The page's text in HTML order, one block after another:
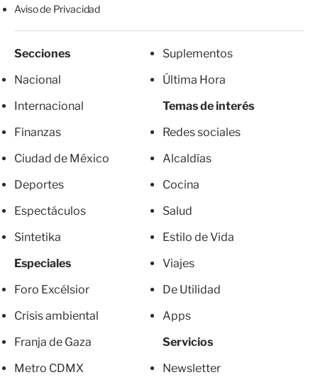
Aviso de Privacidad
Secciones
Nacional
Internacional
Finanzas
Ciudad de México
Deportes
Espectáculos
Sintetika
Especiales
Foro Excélsior
Crisis ambiental
Franja de Gaza
Metro CDMX
Suplementos
Última Hora
Temas de interés
Redes sociales
Alcaldías
Cocina
Salud
Estilo de Vida
Viajes
De Utilidad
Apps
Servicios
Newsletter